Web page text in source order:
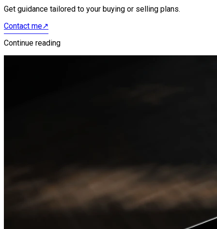
Get guidance tailored to your buying or selling plans.
Contact me↗
Continue reading